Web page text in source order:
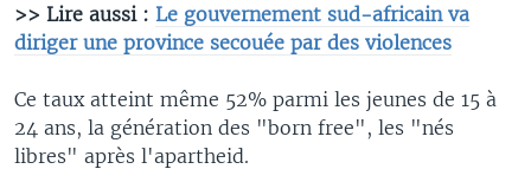
>> Lire aussi : Le gouvernement sud-africain va
diriger une province secouée par des violences
Ce taux atteint même 52% parmi les jeunes de 15 à
24 ans, la génération des "born free", les "nés
libres" après l'apartheid.